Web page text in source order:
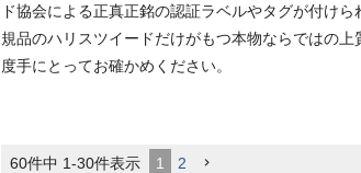
ド協会による正真正銘の認証ラベルやタグが付けら
規品のハリスツイードだけがもつ本物ならではの上
度手にとってお確かめください。
60件中 1-30件表示 1 2